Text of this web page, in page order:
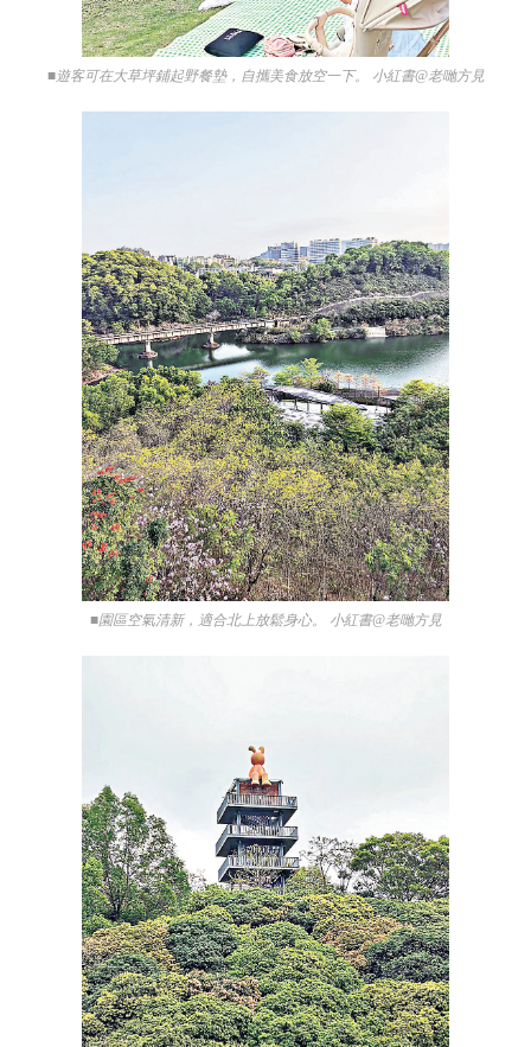
■遊客可在大草坪鋪起野餐墊，自攜美食放空一下。 小紅書@老哋方見
■園區空氣清新，適合北上放鬆身心。 小紅書@老哋方見